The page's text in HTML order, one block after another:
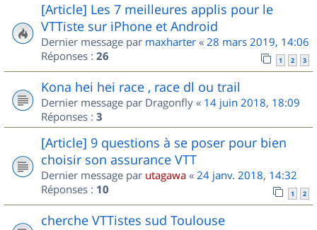
[Article] Les 7 meilleures applis pour le
VTTiste sur iPhone et Android
Dernier message par maxharter « 28 mars 2019, 14:06
Réponses : 26 1 2 3
Kona hei hei race , race dl ou trail
Dernier message par Dragonfly « 14 juin 2018, 18:09
Réponses : 3
[Article] 9 questions à se poser pour bien
choisir son assurance VTT
Dernier message par utagawa « 24 janv. 2018, 14:32
Réponses : 10 1 2
cherche VTTistes sud Toulouse